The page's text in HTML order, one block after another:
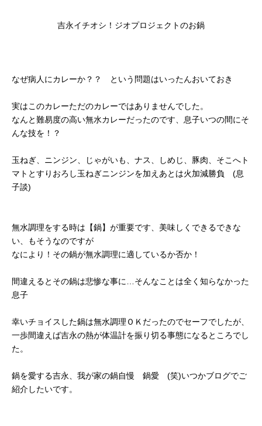
吉永イチオシ！ジオプロジェクトのお鍋
なぜ病人にカレーか？？ という問題はいったんおいておき
実はこのカレーただのカレーではありませんでした。
なんと難易度の高い無水カレーだったのです、息子いつの間にそ
んな技を！？
玉ねぎ、ニンジン、じゃがいも、ナス、しめじ、豚肉、そこへト
マトとすりおろし玉ねぎニンジンを加えあとは火加減勝負 (息
子談)
無水調理をする時は【鍋】が重要です、美味しくできるできな
い、もそうなのですが
なにより！その鍋が無水調理に適しているか否か！
間違えるとその鍋は悲惨な事に…そんなことは全く知らなかった
息子
幸いチョイスした鍋は無水調理ＯＫだったのでセーフでしたが、
一歩間違えば吉永の熱が体温計を振り切る事態になるところでし
た。
鍋を愛する吉永、我が家の鍋自慢 鍋愛 (笑)いつかブログでご
紹介したいです。